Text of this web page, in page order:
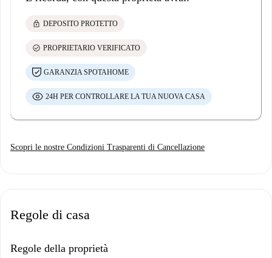
lock DEPOSITO PROTETTO
check_circle PROPRIETARIO VERIFICATO
GARANZIA SPOTAHOME
24H PER CONTROLLARE LA TUA NUOVA CASA
Scopri le nostre Condizioni Trasparenti di Cancellazione
Regole di casa
Regole della proprietà